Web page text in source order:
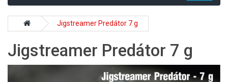
Jigstreamer Predátor 7 g
Jigstreamer Predátor 7 g